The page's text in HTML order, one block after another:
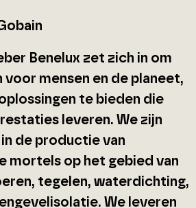
Benelux zet zich in om
mensen en de planeet,
te bieden die
leveren. We zijn
de productie van
mortels op het gebied van
tegelen, waterdichting,
We leveren